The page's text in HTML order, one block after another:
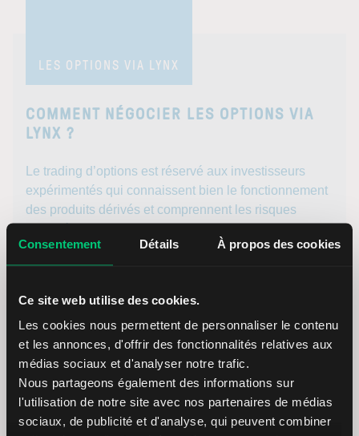
Consentement Détails À propos des cookies
Ce site web utilise des cookies.
Les cookies nous permettent de personnaliser le contenu
et les annonces, d'offrir des fonctionnalités relatives aux
médias sociaux et d'analyser notre trafic.
Nous partageons également des informations sur
l'utilisation de notre site avec nos partenaires de médias
sociaux, de publicité et d'analyse, qui peuvent combiner
LES OPTIONS VIA LYNX
COMMENT NÉGOCIER LES OPTIONS VIA
LYNX ?
Le trading d’options est réservé aux investisseurs
expérimentés qui connaissent bien le fonctionnement
des produits dérivés et comprennent les risques
conseillé d’acquérir d’abord plus de connaissances et
éventuellement d’utiliser un environnement de trading
il doit passer un test d’adéquation avant d’être
autorisé à négocier des options.
Seuil de rentabilité